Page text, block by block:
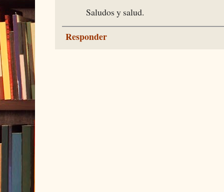
Saludos y salud.
Responder